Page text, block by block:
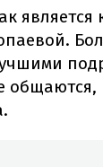
является